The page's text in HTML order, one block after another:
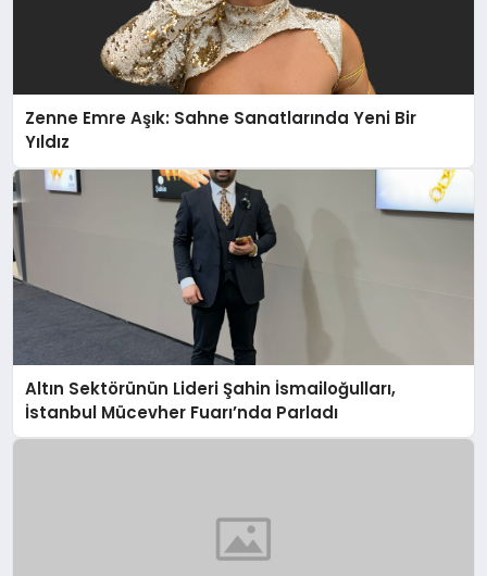
Zenne Emre Aşık: Sahne Sanatlarında Yeni Bir
Yıldız
Altın Sektörünün Lideri Şahin İsmailoğulları,
İstanbul Mücevher Fuarı’nda Parladı ￼